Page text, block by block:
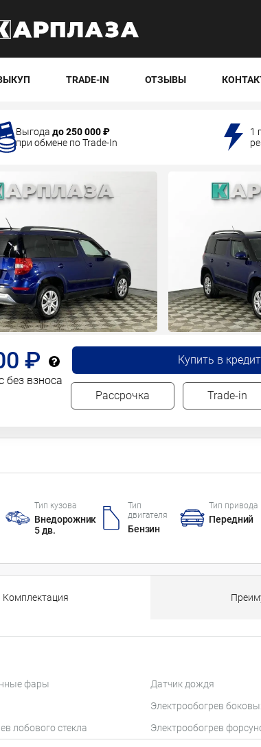
TRADE-IN ОТЗЫВЫ
Выгода до 250 000 ₽
при обмене по Trade-In
1
Купить в кредит
Рассрочка Trade-in
₽
без взноса
Тип кузова
Внедорожник
5 дв.
Тип
двигателя
Бензин
Тип привода
Передний
Комплектация
фары
Датчик дождя
Электрообогрев
лобового стекла
Электрообогрев